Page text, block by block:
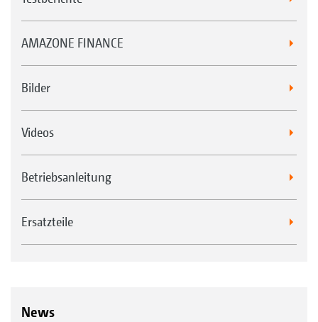
AMAZONE FINANCE
Bilder
Videos
Betriebsanleitung
Ersatzteile
News